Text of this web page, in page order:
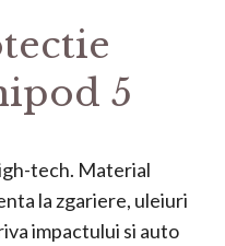
5
tech. Material
la zgariere, uleiuri
impactului si auto